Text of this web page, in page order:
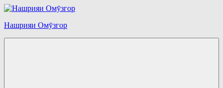
Перейти
содержимому
Нашрияи Омӯзгор